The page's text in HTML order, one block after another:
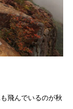
飛んでいるのが秋